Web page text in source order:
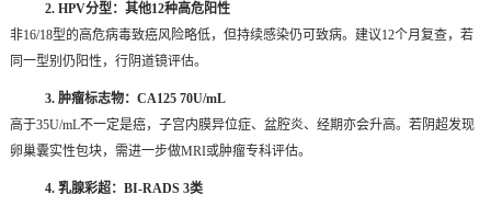
2. HPV分型：其他12种高危阳性
非16/18型的高危病毒致癌风险略低，但持续感染仍可致病。建议12个月复查，若
同一型别仍阳性，行阴道镜评估。
3. 肿瘤标志物：CA125 70U/mL
高于35U/mL不一定是癌，子宫内膜异位症、盆腔炎、经期亦会升高。若阴超发现
卵巢囊实性包块，需进一步做MRI或肿瘤专科评估。
4. 乳腺彩超：BI-RADS 3类